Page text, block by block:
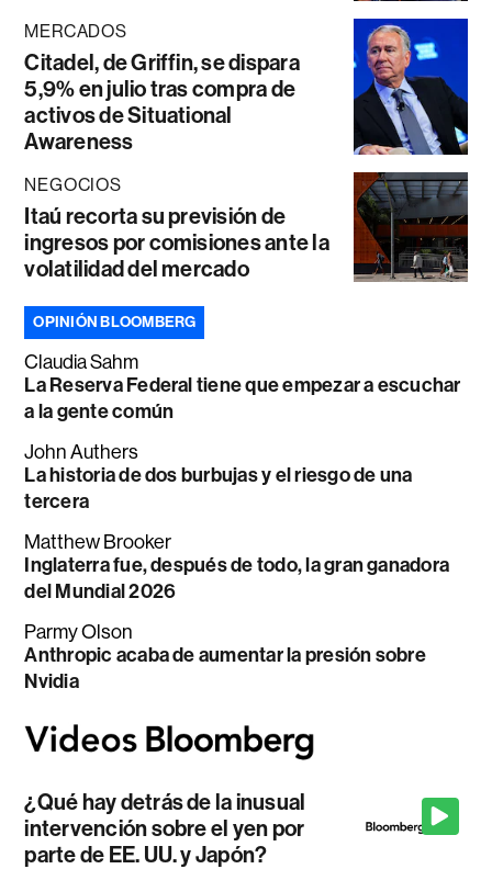
MERCADOS
Citadel, de Griffin, se dispara
5,9% en julio tras compra de
activos de Situational
Awareness
NEGOCIOS
Itaú recorta su previsión de
ingresos por comisiones ante la
volatilidad del mercado
OPINIÓN BLOOMBERG
Claudia Sahm
La Reserva Federal tiene que empezar a escuchar
a la gente común
John Authers
La historia de dos burbujas y el riesgo de una
tercera
Matthew Brooker
Inglaterra fue, después de todo, la gran ganadora
del Mundial 2026
Parmy Olson
Anthropic acaba de aumentar la presión sobre
Nvidia
¿Qué hay detrás de la inusual
intervención sobre el yen por
parte de EE. UU. y Japón?